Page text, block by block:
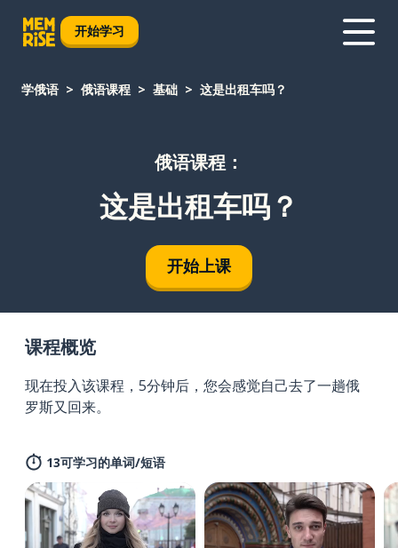
开始学习
学俄语 俄语课程 基础 这是出租车吗？
俄语课程：
这是出租车吗？
开始上课
课程概览
现在投入该课程，5分钟后，您会感觉自己去了一趟俄
罗斯又回来。
13可学习的单词/短语